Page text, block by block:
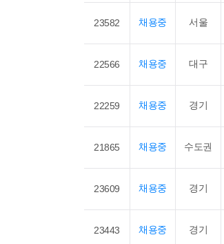
23582 채용중 서울
22566 채용중 대구
22259 채용중 경기
21865 채용중 수도권
23609 채용중 경기
23443 채용중 경기